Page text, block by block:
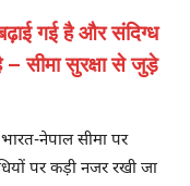
गई है और संदिग्ध
– सीमा सुरक्षा से जुड़े
नेपाल सीमा पर
पर कड़ी नजर रखी जा